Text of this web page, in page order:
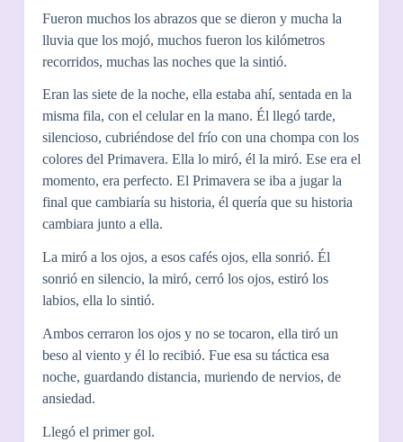
Fueron muchos los abrazos que se dieron y mucha la
lluvia que los mojó, muchos fueron los kilómetros
recorridos, muchas las noches que la sintió.
Eran las siete de la noche, ella estaba ahí, sentada en la
misma fila, con el celular en la mano. Él llegó tarde,
silencioso, cubriéndose del frío con una chompa con los
colores del Primavera. Ella lo miró, él la miró. Ese era el
momento, era perfecto. El Primavera se iba a jugar la
final que cambiaría su historia, él quería que su historia
cambiara junto a ella.
La miró a los ojos, a esos cafés ojos, ella sonrió. Él
sonrió en silencio, la miró, cerró los ojos, estiró los
labios, ella lo sintió.
Ambos cerraron los ojos y no se tocaron, ella tiró un
beso al viento y él lo recibió. Fue esa su táctica esa
noche, guardando distancia, muriendo de nervios, de
ansiedad.
Llegó el primer gol.